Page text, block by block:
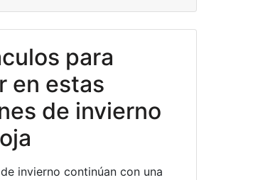
para
en estas
de invierno
invierno continúan con una